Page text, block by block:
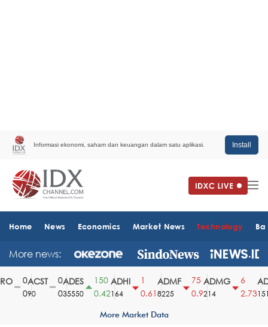
Informasi ekonomi, saham dan keuangan dalam satu aplikasi. Install
Home News Economics Market News Technology
More news:
ACST
90
ADES
35550
150
0.42
ADHI
164
0.61
ADMF
8225
75
0.9
ADMG
214
2.731510
More Market Data